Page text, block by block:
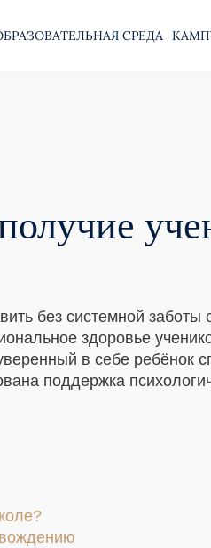
СРЕДА
без системной заботы
здоровье
в себе ребёнок
поддержка